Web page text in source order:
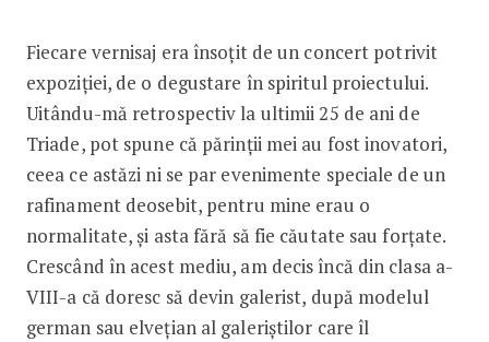
Fiecare vernisaj era însoțit de un concert potrivit
expoziției, de o degustare în spiritul proiectului.
Uitându-mă retrospectiv la ultimii 25 de ani de
Triade, pot spune că părinții mei au fost inovatori,
ceea ce astăzi ni se par evenimente speciale de un
rafinament deosebit, pentru mine erau o
normalitate, și asta fără să fie căutate sau forțate.
Crescând în acest mediu, am decis încă din clasa a-
VIII-a că doresc să devin galerist, după modelul
german sau elvețian al galeriștilor care îl